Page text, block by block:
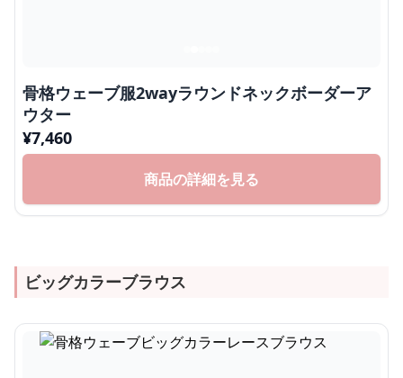
骨格ウェーブ服2wayラウンドネックボーダーア
ウター
¥7,460
商品の詳細を見る
ビッグカラーブラウス